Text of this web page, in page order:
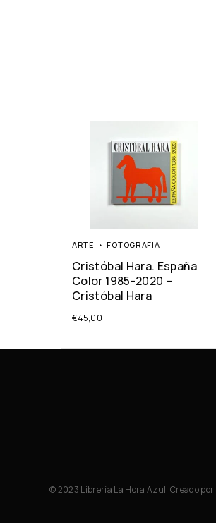
ARTE FOTOGRAFIA
Cristóbal Hara. España
Color 1985-2020 –
Cristóbal Hara
€45,00
© 2023 Librería La Hora Azul. Creado por